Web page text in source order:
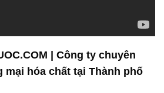
| Công ty chuyên
hóa chất tại Thành phố